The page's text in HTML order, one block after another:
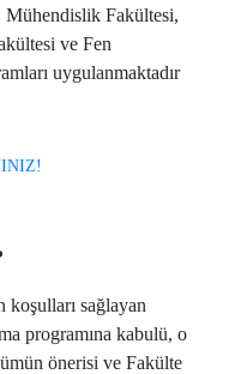
Mühendislik Fakültesi,
ve Fen
uygulanmaktadır
koşulları sağlayan
programına kabulü, o
önerisi ve Fakülte